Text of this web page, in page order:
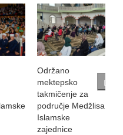
Održano
mektepsko
takmičenje za
područje Medžlisa
Islamske
zajednice